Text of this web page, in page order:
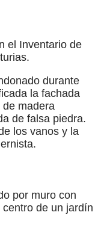
el Inventario de
durante
la fachada
madera
de falsa piedra.
los vanos y la
por muro con
de un jardín